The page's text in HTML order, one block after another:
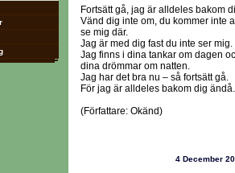
Fortsätt gå, jag är alldeles bakom
Vänd dig inte om, du kommer inte
se mig där.
Jag är med dig fast du inte ser mig.
Jag finns i dina tankar om dagen
dina drömmar om natten.
Jag har det bra nu – så fortsätt gå.
För jag är alldeles bakom dig ändå.
(Författare: Okänd)
4 December